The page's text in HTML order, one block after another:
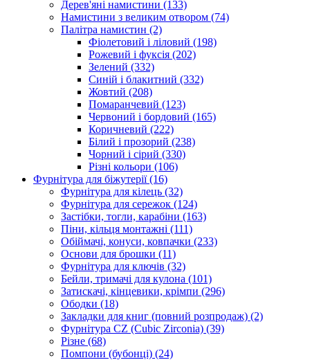
Дерев'яні намистини (133)
Намистини з великим отвором (74)
Палітра намистин (2)
Фіолетовий і ліловий (198)
Рожевий і фуксія (202)
Зелений (332)
Синій і блакитний (332)
Жовтий (208)
Помаранчевий (123)
Червоний і бордовий (165)
Коричневий (222)
Білий і прозорий (238)
Чорний і сірий (330)
Різні кольори (106)
Фурнітура для біжутерії(16)
Фурнітура для кілець (32)
Фурнітура для сережок (124)
Застібки, тогли, карабіни (163)
Піни, кільця монтажні (111)
Обіймачі, конуси, ковпачки (233)
Основи для брошки (11)
Фурнітура для ключів (32)
Бейли, тримачі для кулона (101)
Затискачі, кінцевики, крімпи (296)
Ободки (18)
Закладки для книг (повний розпродаж) (2)
Фурнітура CZ (Cubic Zirconia) (39)
Різне (68)
Помпони (бубонці) (24)